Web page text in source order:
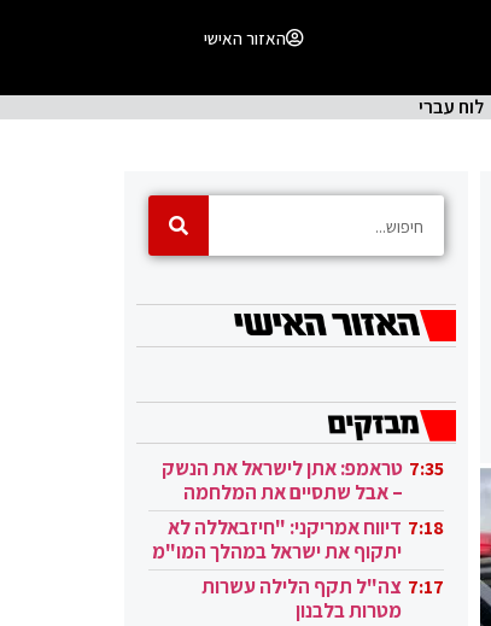
האזור האישי
לוח עברי
7:35 טראמפ: אתן לישראל את הנשק
– אבל שתסיים את המלחמה
בעזה 7:18 דיווח אמריקני: "חיזבאללה לא
יתקוף את ישראל במהלך המו"מ
בקטאר" 7:17 צה"ל תקף הלילה עשרות
מטרות בלבנון